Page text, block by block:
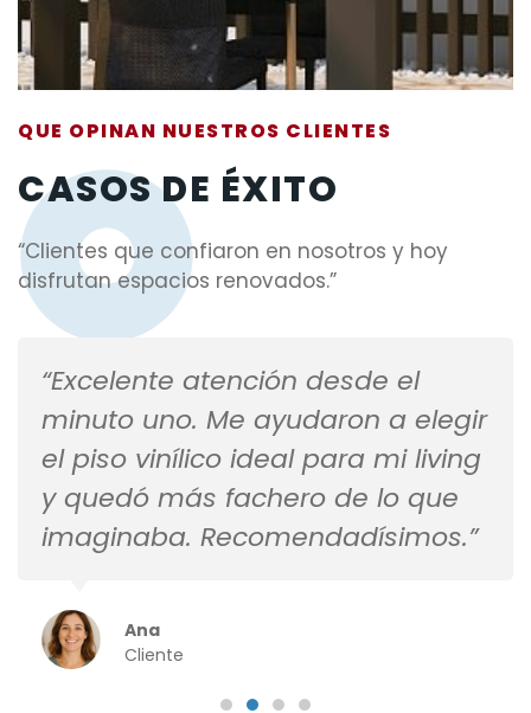
QUE OPINAN NUESTROS CLIENTES
CASOS DE ÉXITO
“Clientes que confiaron en nosotros y hoy
disfrutan espacios renovados.”
“Excelente atención desde el
minuto uno. Me ayudaron a elegir
el piso vinílico ideal para mi living
y quedó más fachero de lo que
imaginaba. Recomendadísimos.”
Ana
Cliente